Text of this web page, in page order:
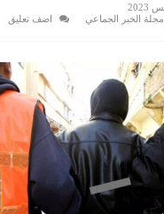
مجلة الخبر الجماعي
اضف تعليق